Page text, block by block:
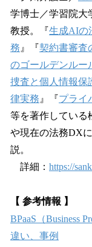
学博士／学習院大
教授。『生成AIの
務 』『契約書審査
のゴールデンルー
捜査と個人情報保
律実務 』『プライ
等を著作している
や現在の法務DX
説。
詳細： https://
【 参考情報 】
BPaaS（Business
違い、事例